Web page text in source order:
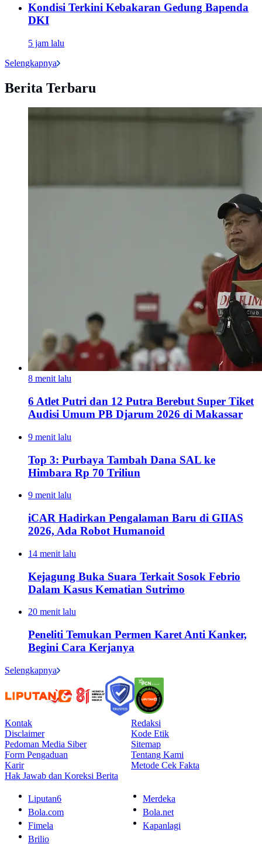
Kondisi Terkini Kebakaran Gedung Bapenda
DKI
5 jam lalu
Selengkapnya
Berita Terbaru
8 menit lalu
6 Atlet Putri dan 12 Putra Berebut Super Tiket
Audisi Umum PB Djarum 2026 di Makassar
9 menit lalu
Top 3: Purbaya Tambah Dana SAL ke
Himbara Rp 70 Triliun
9 menit lalu
iCAR Hadirkan Pengalaman Baru di GIIAS
2026, Ada Robot Humanoid
14 menit lalu
Kejagung Buka Suara Terkait Sosok Febrio
Dalam Kasus Kematian Sutrimo
20 menit lalu
Peneliti Temukan Permen Karet Anti Kanker,
Begini Cara Kerjanya
Selengkapnya
Kontak
Redaksi
Disclaimer
Kode Etik
Pedoman Media Siber
Sitemap
Form Pengaduan
Tentang Kami
Karir
Metode Cek Fakta
Hak Jawab dan Koreksi Berita
Liputan6
Merdeka
Bola.com
Bola.net
Fimela
Kapanlagi
Brilio